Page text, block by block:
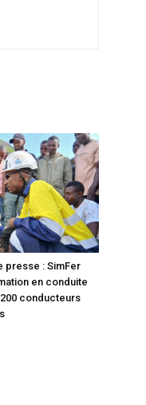
presse : SimFer
en conduite
conducteurs